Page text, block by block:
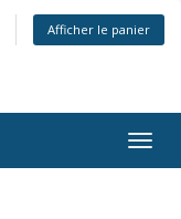
Afficher le panier